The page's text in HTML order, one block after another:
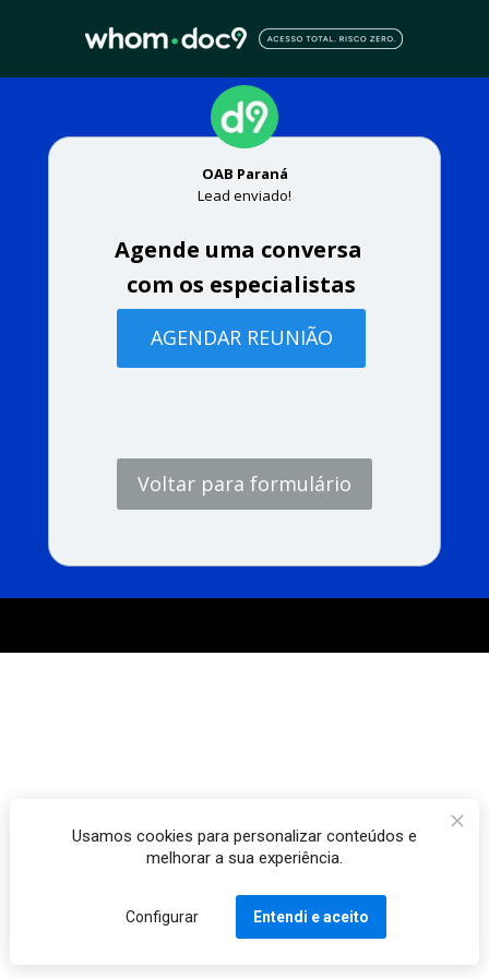
OAB Paraná
Lead enviado!
Agende uma conversa
com os especialistas
AGENDAR REUNIÃO
Voltar para formulário
Usamos cookies para personalizar conteúdos e
melhorar a sua experiência.
Configurar Entendi e aceito